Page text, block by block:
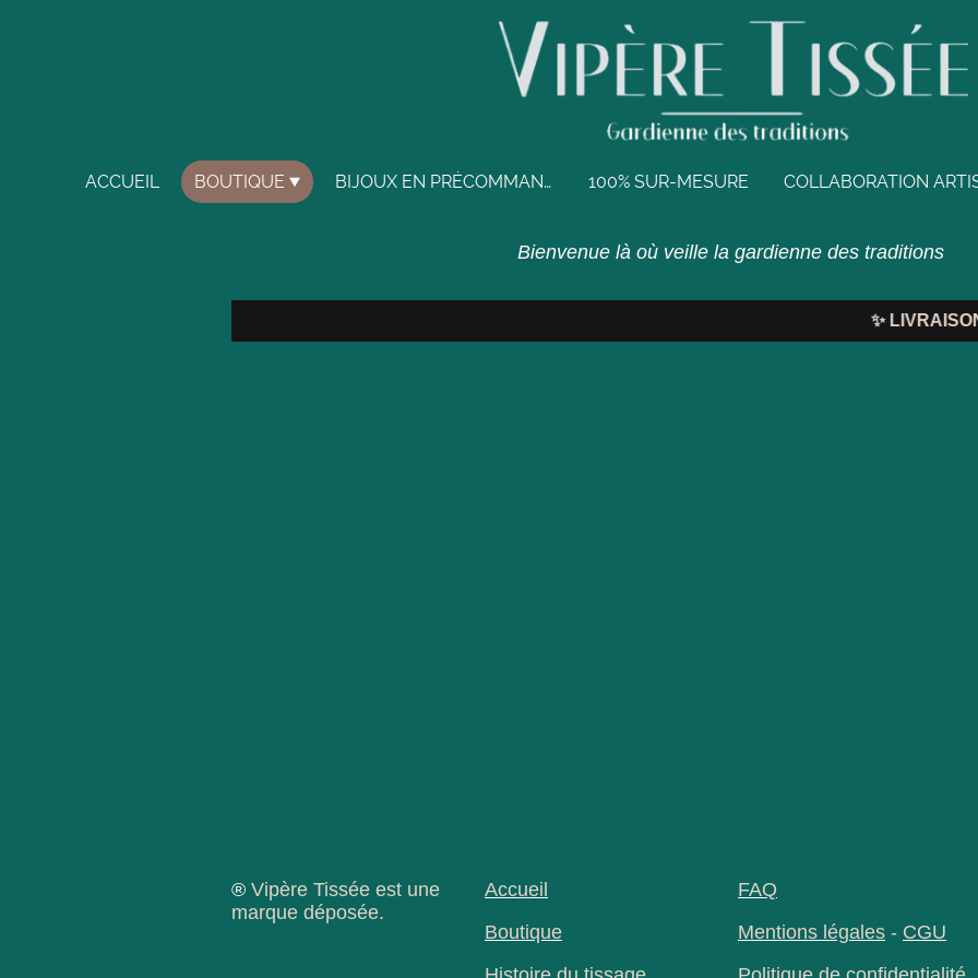
ACCUEIL BOUTIQUE BIJOUX EN PRÉCOMMANDE 100% SUR-MESURE
Bienvenue là où veille la gardienne des traditions
✨LIVRAISON
® Vipère Tissée est une
marque déposée.
Accueil
Boutique
FAQ
Mentions légales - CGU